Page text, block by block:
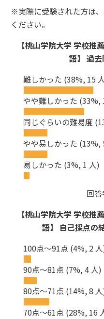
※実際に受験された方は
ください。
【桃山学院大学 学校推
語】 過
難しかった (38%, 15
やや難しかった (33%,
同じぐらいの難易度
やや易しかった (13%,
易しかった (3%, 1 人)
回
【桃山学院大学 学校推
語】 自己採点の
100点～91点 (4%, 2
90点～81点 (7%, 4 人)
80点～71点 (14%, 8
70点～61点 (28%, 16